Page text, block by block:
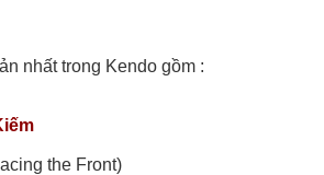
nhất trong Kendo gồm :
the Front)